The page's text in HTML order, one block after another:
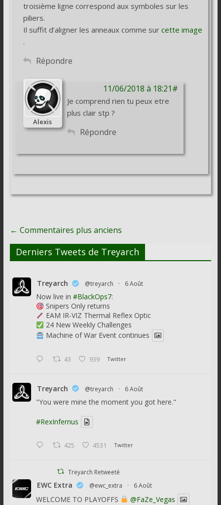
troisième ligne correspond aux symboles sur les
piliers.
Il suffit d’aligner les anneaux comme sur cette image
.
Répondre
11/06/2018 à 18:21#
Alexis
Je comprend rien tu peux etre
plus clair stp ?
Répondre
Navigation
de
commentaire
← Commentaires plus anciens
Derniers Tweets de Treyarch
Treyarch @treyarch · 6 Août
Now live in #BlackOps7:
Snipers Only returns
EAM IR-VIZ Thermal Reflex Optic
24 New Weekly Challenges
Machine of War Event continues
43 939 Twitter
Treyarch @treyarch · 6 Août
"You were mine the moment you got here."
#RexInfernus
425 4531 Twitter
Treyarch Retweeté
EWC Extra @ewc_extra · 6 Août
WELCOME TO PLAYOFFS @FaZe_Vegas